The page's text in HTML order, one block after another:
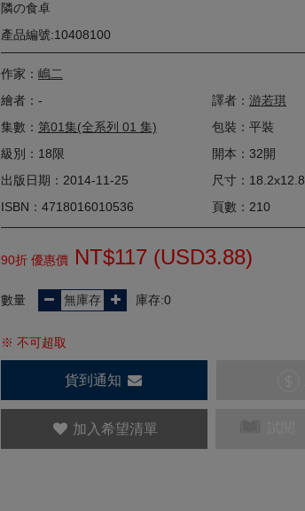
隣の食卓
產品編號:10408100
作家： 嶋二
繪者：-
譯者： 游若琪
集數： 第01集(全系列 01 集)
包裝：平裝
級別：18限
開本：32開
出版日期：2014-11-25
尺寸：18.2x12.8
ISBN：4718016010536
頁數：210
90折 優惠價 NT$117 (USD3.88)
數量 庫存:0
※ 不可超取
貨到通知
加入希望清單